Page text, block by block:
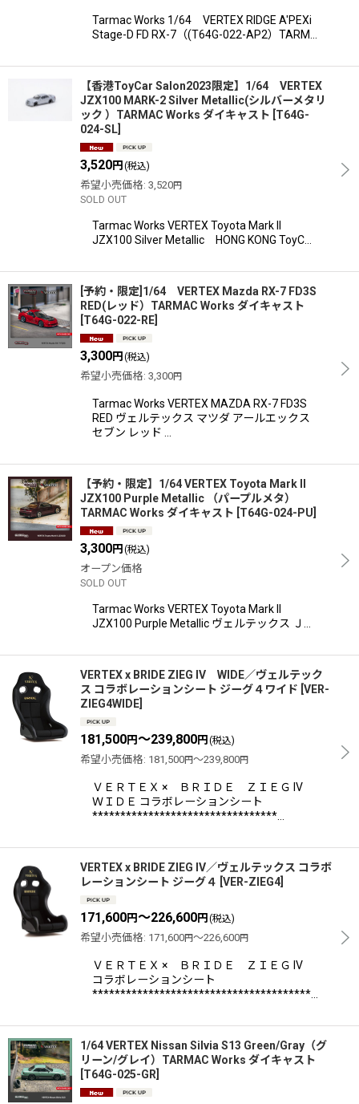
Tarmac Works 1/64 VERTEX RIDGE A'PEXi
Stage-D FD RX-7（(T64G-022-AP2）TARM…
【香港ToyCar Salon2023限定】1/64 VERTEX
JZX100 MARK-2 Silver Metallic(シルバーメタリ
ック ）TARMAC Works ダイキャスト T64G-
024-SL
3,520円 (税込)
希望小売価格: 3,520円
SOLD OUT
Tarmac Works VERTEX Toyota Mark II
JZX100 Silver Metallic HONG KONG ToyC…
[予約・限定]1/64 VERTEX Mazda RX-7 FD3S
RED(レッド）TARMAC Works ダイキャスト
T64G-022-RE
3,300円 (税込)
希望小売価格: 3,300円
Tarmac Works VERTEX MAZDA RX-7 FD3S
RED ヴェルテックス マツダ アールエックス
セブン レッド …
【予約・限定】1/64 VERTEX Toyota Mark II
JZX100 Purple Metallic （パープルメタ）
TARMAC Works ダイキャスト T64G-024-PU
3,300円 (税込)
オープン価格
SOLD OUT
Tarmac Works VERTEX Toyota Mark II
JZX100 Purple Metallic ヴェルテックス Ｊ…
VERTEX x BRIDE ZIEG IV WIDE／ヴェルテック
ス コラボレーションシート ジーグ４ワイド VER-
ZIEG4WIDE
181,500円～239,800円 (税込)
希望小売価格: 181,500円～239,800円
ＶＥＲＴＥＸ × ＢＲＩＤＥ ＺＩＥＧ IV
ＷＩＤＥ コラボレーションシート
*********************************…
VERTEX x BRIDE ZIEG IV／ヴェルテックス コラボ
レーションシート ジーグ４ VER-ZIEG4
171,600円～226,600円 (税込)
希望小売価格: 171,600円～226,600円
ＶＥＲＴＥＸ × ＢＲＩＤＥ ＺＩＥＧ IV
コラボレーションシート
***************************************…
1/64 VERTEX Nissan Silvia S13 Green/Gray（グ
リーン/グレイ）TARMAC Works ダイキャスト
T64G-025-GR